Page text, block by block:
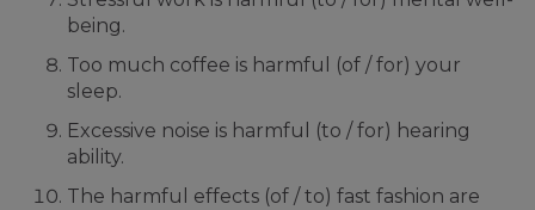
being.
Too much coffee is harmful (of / for) your
sleep.
Excessive noise is harmful (to / for) hearing
ability.
The harmful effects (of / to) fast fashion are